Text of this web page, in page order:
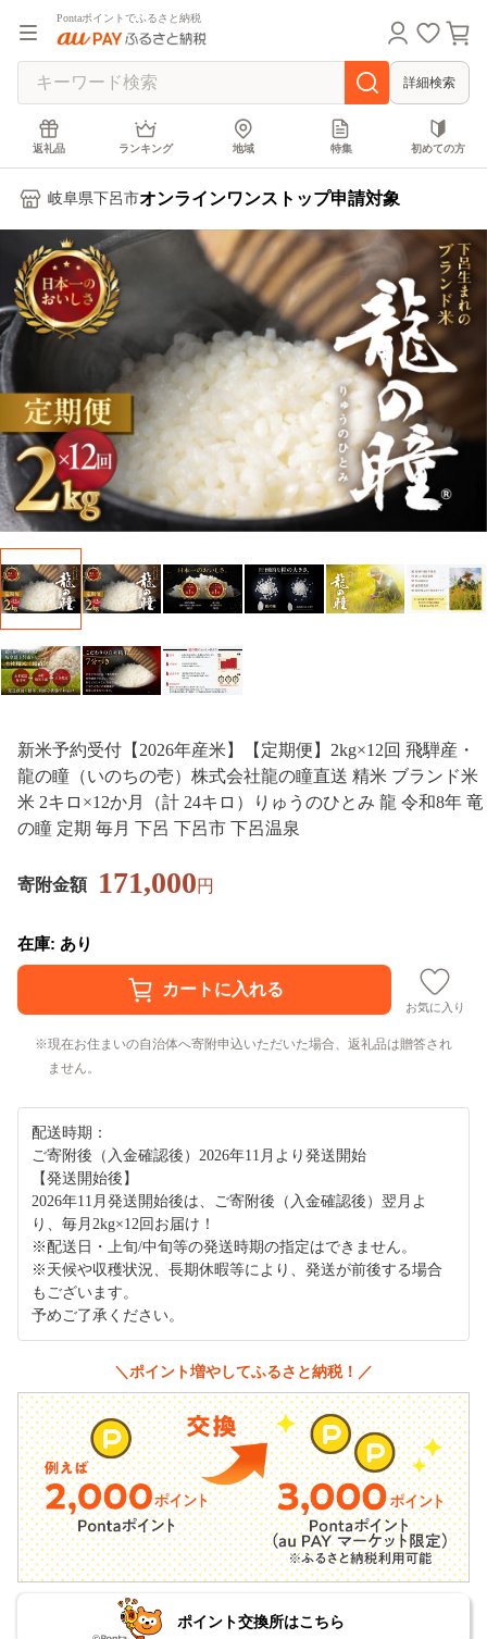
Pontaポイントでふるさと納税
詳細検索
返礼品 ランキング 地域 特集 初めての方
岐阜県下呂市オンラインワンストップ申請対象
新米予約受付【2026年産米】【定期便】2kg×12回 飛騨産・
龍の瞳（いのちの壱）株式会社龍の瞳直送 精米 ブランド米
米 2キロ×12か月（計 24キロ）りゅうのひとみ 龍 令和8年 竜
の瞳 定期 毎月 下呂 下呂市 下呂温泉
寄附金額 171,000円
在庫: あり
お気に入り
現在お住まいの自治体へ寄附申込いただいた場合、返礼品は贈答され
ません。
配送時期：
ご寄附後（入金確認後）2026年11月より発送開始
【発送開始後】
2026年11月発送開始後は、ご寄附後（入金確認後）翌月よ
り、毎月2kg×12回お届け！
※配送日・上旬/中旬等の発送時期の指定はできません。
※天候や収穫状況、長期休暇等により、発送が前後する場合
もございます。
予めご了承ください。
＼ポイント増やしてふるさと納税！／
ポイント交換所はこちら